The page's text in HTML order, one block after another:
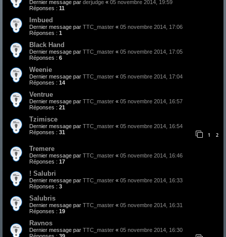
Dernier message par derjudge « 05 novembre 2014, 19:59
Réponses : 11
Imbued
Dernier message par TTC_master « 05 novembre 2014, 17:06
Réponses : 1
Black Hand
Dernier message par TTC_master « 05 novembre 2014, 17:05
Réponses : 6
Weenie
Dernier message par TTC_master « 05 novembre 2014, 17:04
Réponses : 14
Ventrue
Dernier message par TTC_master « 05 novembre 2014, 16:57
Réponses : 21
Tzimisce
Dernier message par TTC_master « 05 novembre 2014, 16:54
Réponses : 31 1 2
Tremere
Dernier message par TTC_master « 05 novembre 2014, 16:46
Réponses : 17
! Salubri
Dernier message par TTC_master « 05 novembre 2014, 16:33
Réponses : 3
Salubris
Dernier message par TTC_master « 05 novembre 2014, 16:31
Réponses : 19
Ravnos
Dernier message par TTC_master « 05 novembre 2014, 16:30